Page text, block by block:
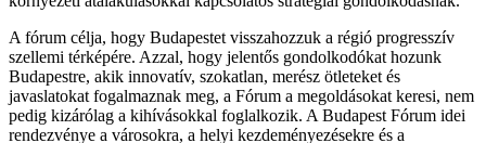
A fórum célja, hogy Budapestet visszahozzuk a régió progresszív
szellemi térképére. Azzal, hogy jelentős gondolkodókat hozunk
Budapestre, akik innovatív, szokatlan, merész ötleteket és
javaslatokat fogalmaznak meg, a Fórum a megoldásokat keresi, nem
pedig kizárólag a kihívásokkal foglalkozik. A Budapest Fórum idei
rendezvénye a városokra, a helyi kezdeményezésekre és a